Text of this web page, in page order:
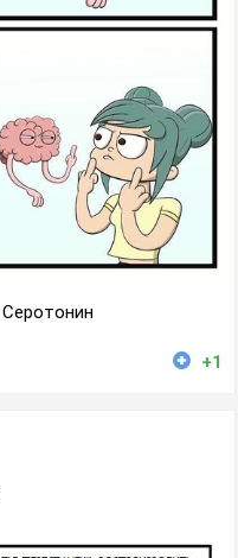
Серотонин
+1